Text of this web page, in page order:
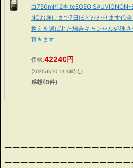
白750ml/12本.teEGEO SAUVIGNON-
NCお届けまで7日ほどかかります代金
換えを選ばれた場合キャンセル処理さ
頂きます
価格:42240円
(2025/6/10 13:34時点)
感想(0件)
ーーーーーーーーーーーーーーー
ーーーーーーーーーーーーーーー